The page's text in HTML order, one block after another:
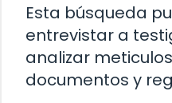
Esta búsqueda
entrevistar a
analizar
documentos y